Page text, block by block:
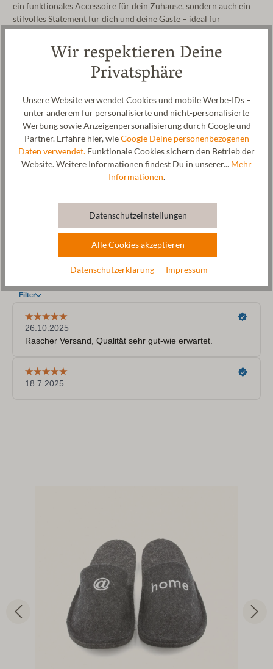
ein funktionales Accessoire für dein Zuhause, sondern auch ein
stilvolles Statement für dich und deine Gäste – ideal für
entspannte, gemeinsame Stunden mit deinen Lieblingsmenschen.
Größentabelle
Wir respektieren Deine
Privatsphäre
Unsere Website verwendet Cookies und mobile Werbe-IDs –
unter anderem für personalisierte und nicht-personalisierte
Werbung sowie Anzeigenpersonalisierung durch Google und
Partner. Erfahre hier, wieGoogle Deine personenbezogenen
Daten verwendet. Funktionale Cookies sichern den Betrieb der
Website. Weitere Informationen findest Du in unserer... Mehr
Informationen.
Datenschutzeinstellungen
Alle Cookies akzeptieren
- Datenschutzerklärung - Impressum